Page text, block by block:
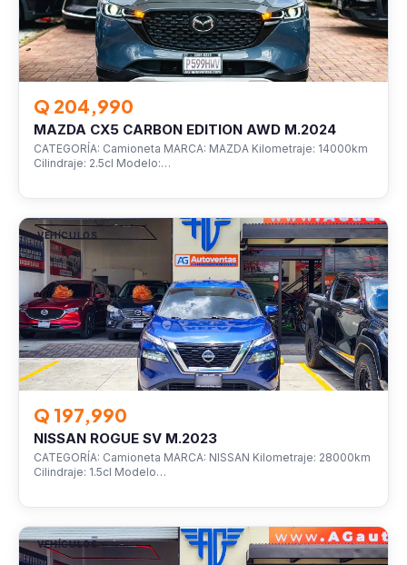
Q 204,990
MAZDA CX5 CARBON EDITION AWD M.2024
CATEGORÍA: Camioneta MARCA: MAZDA Kilometraje: 14000km
Cilindraje: 2.5cl Modelo:…
VEHÍCULOS
Q 197,990
NISSAN ROGUE SV M.2023
CATEGORÍA: Camioneta MARCA: NISSAN Kilometraje: 28000km
Cilindraje: 1.5cl Modelo…
VEHÍCULOS